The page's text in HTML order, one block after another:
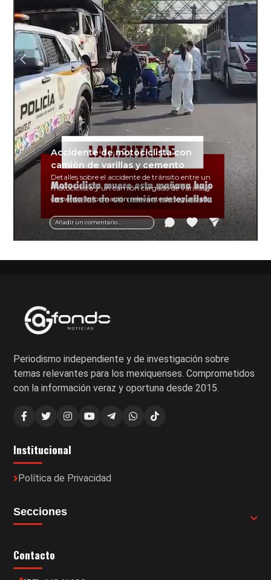
Añadir un comentario ...
Accidente de motociclista con
camión de varillas y cemento
Detalles sobre el accidente de tránsito entre un
motociclista y un camión cargado de varillas y
cemento. Información relevante de seguridad
vial y recomendaciones para motociclistas.
Periodismo independiente y de investigación sobre
temas relevantes para los mexiquenses. Comprometidos
con la información veraz y oportuna desde 2015.
Institucional
Política de Privacidad
Secciones
Contacto